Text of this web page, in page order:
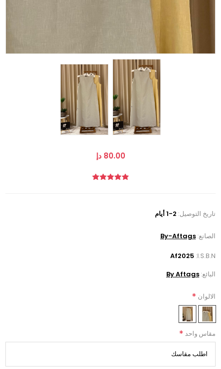
80.00 دإ
تاريخ التوصيل: 1-2 أيام
الصانع: By-Aftags
I.S.B.N:
Af2025
البائع: By Aftags
الالوان *
مقاس واحد *